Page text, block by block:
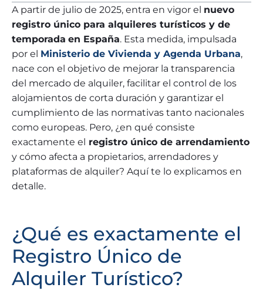
A partir de julio de 2025, entra en vigor el nuevo
registro único para alquileres turísticos y de
temporada en España. Esta medida, impulsada
por el Ministerio de Vivienda y Agenda Urbana,
nace con el objetivo de mejorar la transparencia
del mercado de alquiler, facilitar el control de los
alojamientos de corta duración y garantizar el
cumplimiento de las normativas tanto nacionales
como europeas. Pero, ¿en qué consiste
exactamente el registro único de arrendamiento
y cómo afecta a propietarios, arrendadores y
plataformas de alquiler? Aquí te lo explicamos en
detalle.
¿Qué es exactamente el
Registro Único de
Alquiler Turístico?